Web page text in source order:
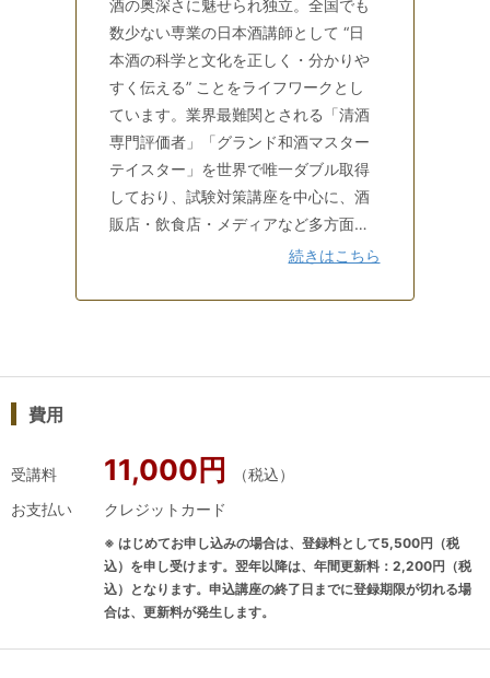
キャンセルされる場合は、必ず書面（Webからお申込頂いた際
の自動返信メールにご返信または問い合わせフォーム含む）に
キャンセル手数料
受講開始日の14日前まで：0％（全額返金）
受講開始日の13日前から：100％（返金不可）
※一次試験の合否に関わらず、キャンセル期日以降のキャンセ
酒の奥深さに魅せられ独立。全国でも
数少ない専業の日本酒講師として “日
本酒の科学と文化を正しく・分かりや
すく伝える” ことをライフワークとし
ています。業界最難関とされる「清酒
専門評価者」「グランド和酒マスター
テイスター」を世界で唯一ダブル取得
しており、試験対策講座を中心に、酒
販店・飲食店・メディアなど多方面で
日本酒教育・監修を行っています。＿
＿＿＿＿＿＿＿＿＿＿＿＿＿＿＿＿＿
を言葉で説明できる”レベルに引き上げ
ドでは、香りや味わいを理論的に捉え
て段階的に学ぶため、才能や感性に頼
らずに着実に力をつけることが出来ま
続きはこちら
費用
受講料 11,000円
（税込）
お支払い
クレジットカード
※ はじめてお申し込みの場合は、登録料として5,500円（税
込）を申し受けます。翌年以降は、年間更新料：2,200円（税
込）となります。申込講座の終了日までに登録期限が切れる場
合は、更新料が発生します。